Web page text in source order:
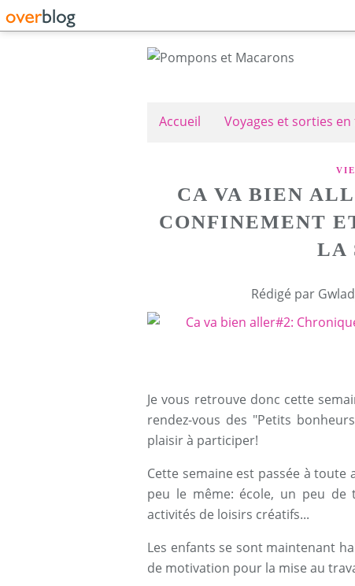
Accueil Voyages et sorties
CA VA BIEN
CONFINEMENT
LA
Rédigé par
Je vous retrouve donc cette
rendez-vous des "Petits
plaisir à participer!
Cette semaine est passée à
peu le même: école, un peu de
activités de loisirs créatifs...
Les enfants se sont maintenant
de motivation pour la mise au